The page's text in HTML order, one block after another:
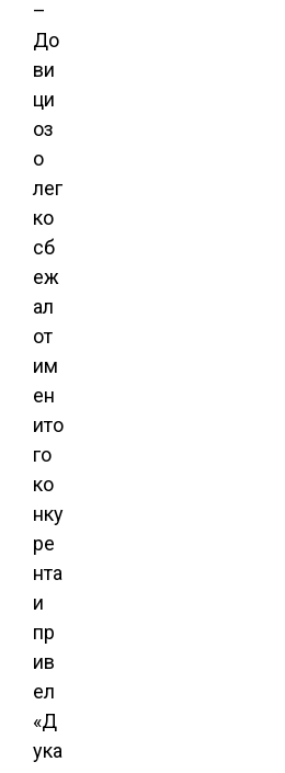
–
До
ви
ци
оз
о
лег
ко
сб
еж
ал
от
им
ен
ито
го
ко
нку
ре
нта
и
пр
ив
ел
«Д
ука